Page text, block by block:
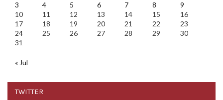
3
4 5 6 7 8
9
10
11 12 13 14 15
16
17
18 19 20 21 22
23
24
25 26 27 28 29
30
31
« Jul
TWITTER